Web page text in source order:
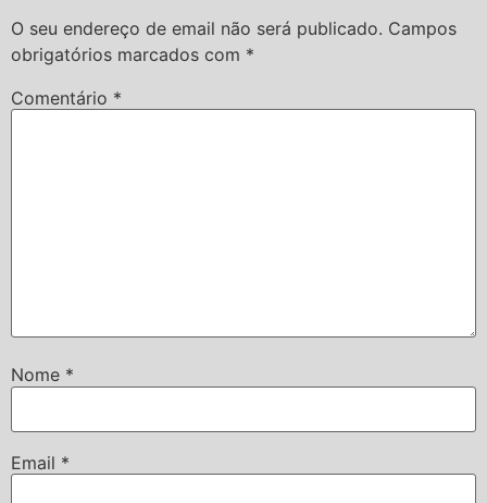
O seu endereço de email não será publicado. Campos
obrigatórios marcados com *
Comentário *
Nome *
Email *